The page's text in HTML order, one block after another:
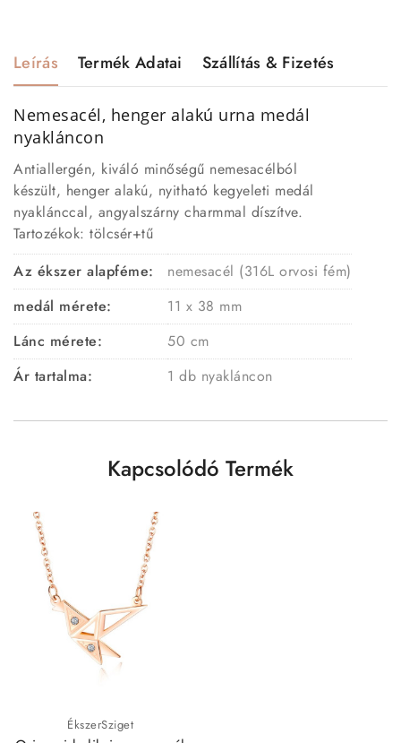
Leírás Termék Adatai Szállítás & Fizetés
Nemesacél, henger alakú urna medál
nyakláncon
Antiallergén, kiváló minőségű nemesacélból
készült, henger alakú, nyitható kegyeleti medál
nyaklánccal, angyalszárny charmmal díszítve.
Tartozékok: tölcsér+tű
Az ékszer alapféme:
nemesacél (316L orvosi fém)
medál mérete:
11 x 38 mm
Lánc mérete:
50 cm
Ár tartalma:
1 db nyakláncon
Kapcsolódó Termék
ÉkszerSziget